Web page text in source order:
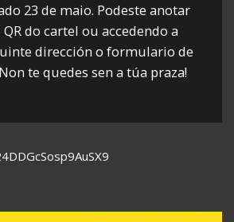
23 de maio. Podeste anotar
do cartel ou accedendo a
dirección o formulario de
te quedes sen a túa praza!